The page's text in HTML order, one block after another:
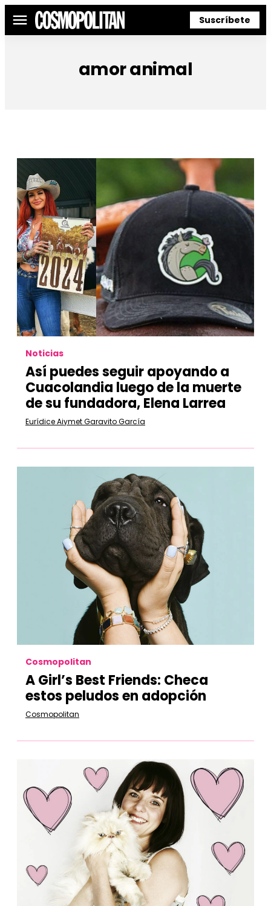
Menú Suscríbete
amor animal
Noticias
Así puedes seguir apoyando a
Cuacolandia luego de la muerte
de su fundadora, Elena Larrea
Eurídice Aiymet Garavito García
Cosmopolitan
A Girl’s Best Friends: Checa
estos peludos en adopción
Cosmopolitan